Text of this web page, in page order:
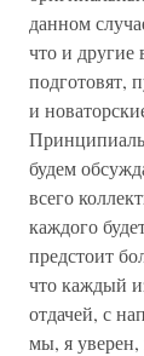
данном
что и
подготовят,
и
будем
всего
каждого
предстоит
что каждый
отдачей, с
мы, я уверен,